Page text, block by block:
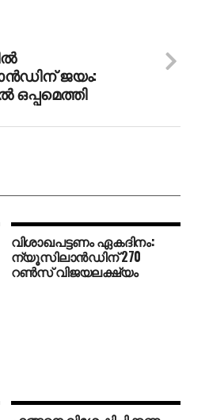
ജയം:
ഒപ്പമെത്തി
വിശാഖപട്ടണം ഏകദിനം:
ന്യൂസിലാന്‍ഡിന് 270
റണ്‍സ് വിജയലക്ഷ്യം